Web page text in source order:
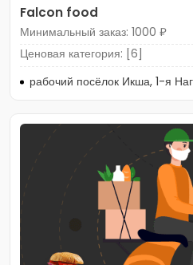
Falcon food
Минимальный заказ: 1000 ₽
Ценовая категория: [6]
рабочий посёлок Икша, 1-я